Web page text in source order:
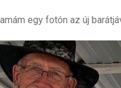
egy fotón az új